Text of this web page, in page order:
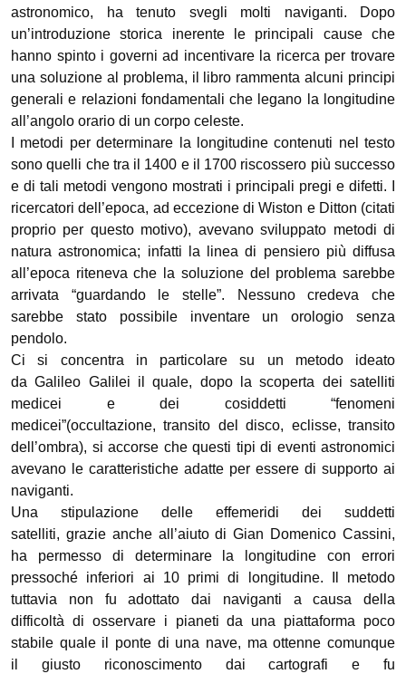
astronomico, ha tenuto svegli molti naviganti. Dopo
un’introduzione storica inerente le principali cause che
hanno spinto i governi ad incentivare la ricerca per trovare
una soluzione al problema, il libro rammenta alcuni principi
generali e relazioni fondamentali che legano la longitudine
all’angolo orario di un corpo celeste.
I metodi per determinare la longitudine contenuti nel testo
sono quelli che tra il 1400 e il 1700 riscossero più successo
e di tali metodi vengono mostrati i principali pregi e difetti. I
ricercatori dell’epoca, ad eccezione di Wiston e Ditton (citati
proprio per questo motivo), avevano sviluppato metodi di
natura astronomica; infatti la linea di pensiero più diffusa
all’epoca riteneva che la soluzione del problema sarebbe
arrivata “guardando le stelle”. Nessuno credeva che
sarebbe stato possibile inventare un orologio senza
pendolo.
Ci si concentra in particolare su un metodo ideato
da Galileo Galilei il quale, dopo la scoperta dei satelliti
medicei e dei cosiddetti “fenomeni
medicei”(occultazione, transito del disco, eclisse, transito
dell’ombra), si accorse che questi tipi di eventi astronomici
avevano le caratteristiche adatte per essere di supporto ai
naviganti.
Una stipulazione delle effemeridi dei suddetti
satelliti, grazie anche all’aiuto di Gian Domenico Cassini,
ha permesso di determinare la longitudine con errori
pressoché inferiori ai 10 primi di longitudine. Il metodo
tuttavia non fu adottato dai naviganti a causa della
difficoltà di osservare i pianeti da una piattaforma poco
stabile quale il ponte di una nave, ma ottenne comunque
il giusto riconoscimento dai cartografi e fu